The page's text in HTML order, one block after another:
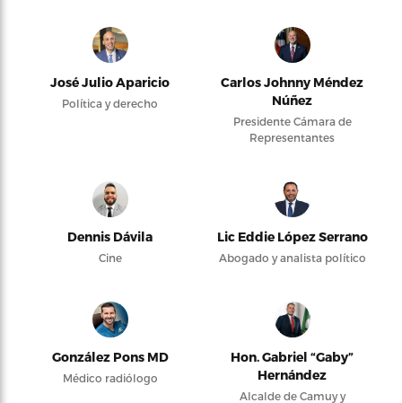
José Julio Aparicio
Política y derecho
Carlos Johnny Méndez
Núñez
Presidente Cámara de
Representantes
Dennis Dávila
Cine
Lic Eddie López Serrano
Abogado y analista político
González Pons MD
Médico radiólogo
Hon. Gabriel “Gaby”
Hernández
Alcalde de Camuy y